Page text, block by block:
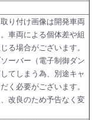
り付け画像は開発車両
車両による個体差や組
る場合がございます。
ーバー（電子制御ダン
てしまう為、別途キャ
く必要がございます。
改良のため予告なく変